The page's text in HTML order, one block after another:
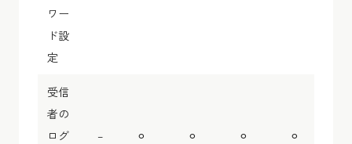
ワー
ド設
定
受信
者の
ログ
– ⚪︎ ⚪︎ ⚪︎ ⚪︎